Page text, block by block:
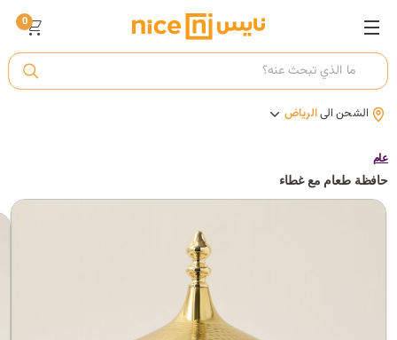
أ الشحن الىالرياض
0
عام
حافظة طعام مع غطاء